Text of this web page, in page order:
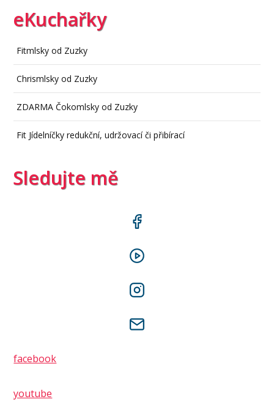
eKuchařky
Fitmlsky od Zuzky
Chrismlsky od Zuzky
ZDARMA Čokomlsky od Zuzky
Fit Jídelníčky redukční, udržovací či přibírací
Sledujte mě
facebook
youtube